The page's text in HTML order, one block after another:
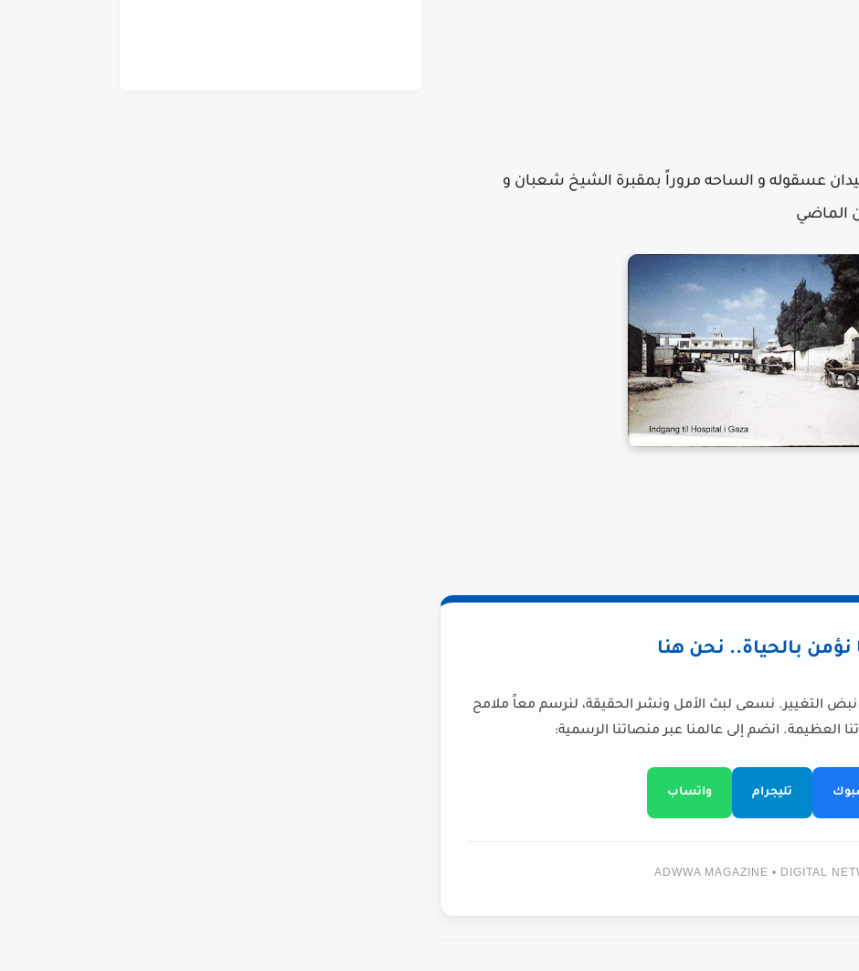
عسقوله و الساحه مروراً بمقبرة الشيخ شعبان و
الماضي
نؤمن بالحياة.. نحن هنا
نبض التغيير. نسعى لبث الأمل ونشر الحقيقة، لنرسم معاً ملامح
العظيمة. انضم إلى عالمنا عبر منصاتنا الرسمية:
تليجرام واتساب
ADWWA MAGAZINE • DIGITAL